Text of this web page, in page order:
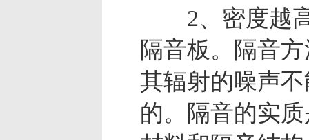
2、密度越高
隔音板。隔音
其辐射的噪声
的。隔音的实